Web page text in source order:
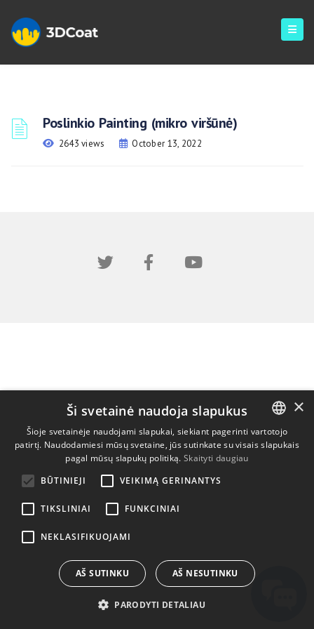
Poslinkio Painting (mikro viršūnė)
2643 views October 13, 2022
ENGLISH
DUTCH
ESTONIAN
×
Ši svetainė naudoja slapukus
Šioje svetainėje naudojami slapukai, siekiant pagerinti vartotojo
patirtį. Naudodamiesi mūsų svetaine, jūs sutinkate su visais slapukais
pagal mūsų slapukų politiką. Skaityti daugiau
BŪTINIEJI
VEIKIMĄ GERINANTYS
TIKSLINIAI FUNKCINIAI
NEKLASIFIKUOJAMI
AŠ SUTINKU AŠ NESUTINKU
PARODYTI DETALIAU